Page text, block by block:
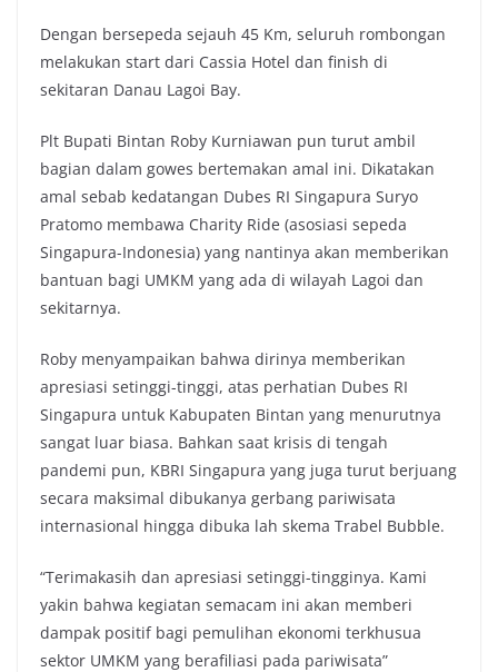
Dengan bersepeda sejauh 45 Km, seluruh rombongan
melakukan start dari Cassia Hotel dan finish di
sekitaran Danau Lagoi Bay.
Plt Bupati Bintan Roby Kurniawan pun turut ambil
bagian dalam gowes bertemakan amal ini. Dikatakan
amal sebab kedatangan Dubes RI Singapura Suryo
Pratomo membawa Charity Ride (asosiasi sepeda
Singapura-Indonesia) yang nantinya akan memberikan
bantuan bagi UMKM yang ada di wilayah Lagoi dan
sekitarnya.
Roby menyampaikan bahwa dirinya memberikan
apresiasi setinggi-tinggi, atas perhatian Dubes RI
Singapura untuk Kabupaten Bintan yang menurutnya
sangat luar biasa. Bahkan saat krisis di tengah
pandemi pun, KBRI Singapura yang juga turut berjuang
secara maksimal dibukanya gerbang pariwisata
internasional hingga dibuka lah skema Trabel Bubble.
“Terimakasih dan apresiasi setinggi-tingginya. Kami
yakin bahwa kegiatan semacam ini akan memberi
dampak positif bagi pemulihan ekonomi terkhusua
sektor UMKM yang berafiliasi pada pariwisata”